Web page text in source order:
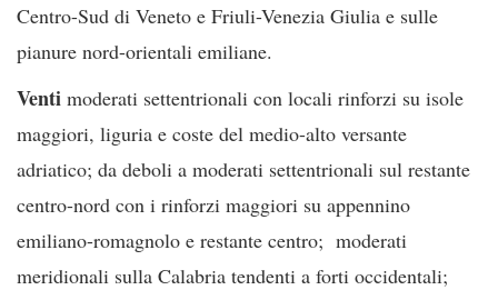
Centro-Sud di Veneto e Friuli-Venezia Giulia e sulle
pianure nord-orientali emiliane.
Venti moderati settentrionali con locali rinforzi su isole
maggiori, liguria e coste del medio-alto versante
adriatico; da deboli a moderati settentrionali sul restante
centro-nord con i rinforzi maggiori su appennino
emiliano-romagnolo e restante centro; moderati
meridionali sulla Calabria tendenti a forti occidentali;